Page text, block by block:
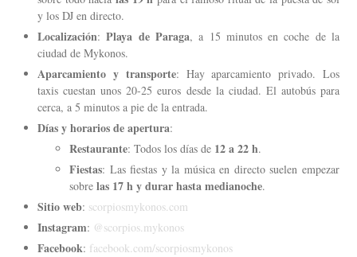
y los DJ en directo.
Localización:Playa de Paraga, a 15 minutos en coche de la
ciudad de Mykonos.
Aparcamiento y transporte: Hay aparcamiento privado. Los
taxis cuestan unos 20-25 euros desde la ciudad. El autobús para
cerca, a 5 minutos a pie de la entrada.
Días y horarios de apertura:
Restaurante: Todos los días de 12 a 22 h.
Fiestas: Las fiestas y la música en directo suelen empezar
sobre las 17 h y durar hasta medianoche.
Sitio web: scorpiosmykonos.com
Instagram: @scorpios.mykonos
Facebook: facebook.com/scorpiosmykonos